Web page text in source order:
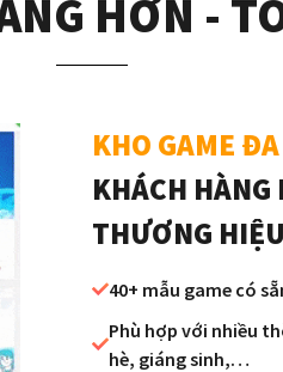
HƠN -
KHO GAME
KHÁCH HÀNG
THƯƠNG
40+ mẫu game có
Phù hợp với nhiều
hè, giáng sinh,…